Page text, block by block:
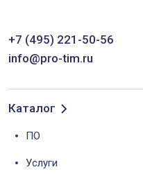
+7 (495) 221-50-56
info@pro-tim.ru
Каталог
ПО
Услуги